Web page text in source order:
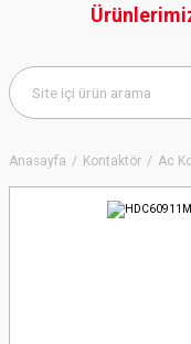
Anasayfa Kontaktör Ac